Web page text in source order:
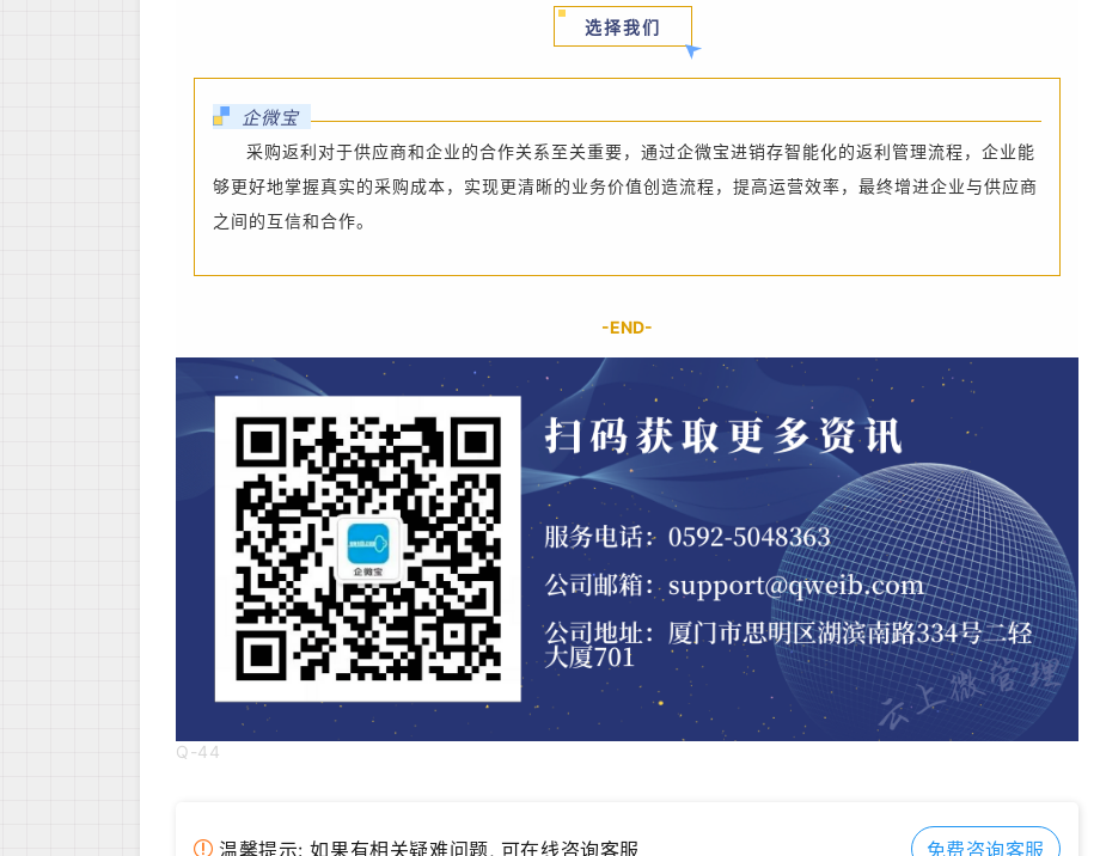
选择我们
企微宝
采购返利对于供应商和企业的合作关系至关重要，通过企微宝进销存智能化的返利管理流程，企业能
够更好地掌握真实的采购成本，实现更清晰的业务价值创造流程，提高运营效率，最终增进企业与供应商
之间的互信和合作。
-END-
Q-44
温馨提示: 如果有相关疑难问题, 可在线咨询客服 免费咨询客服